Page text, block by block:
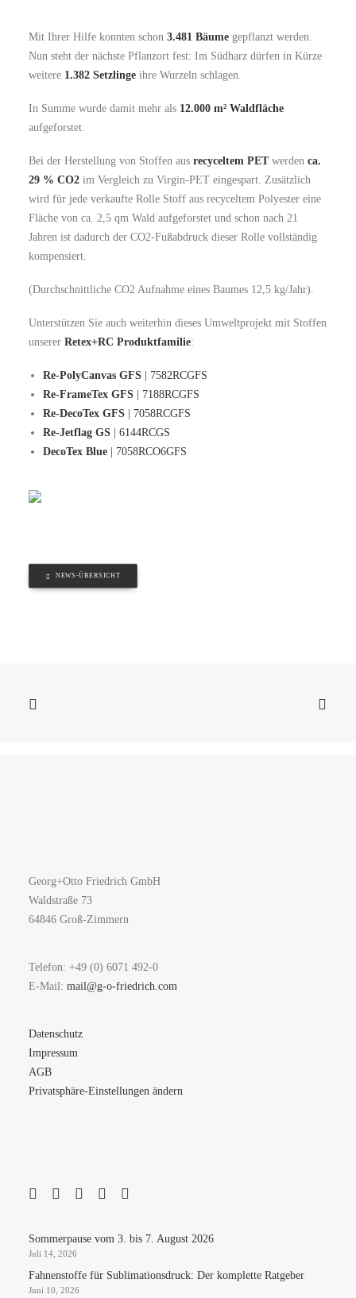
Mit Ihrer Hilfe konnten schon 3.481 Bäume gepflanzt werden.
Nun steht der nächste Pflanzort fest: Im Südharz dürfen in Kürze
weitere 1.382 Setzlinge ihre Wurzeln schlagen.
In Summe wurde damit mehr als 12.000 m² Waldfläche
aufgeforstet.
Bei der Herstellung von Stoffen aus recyceltem PETwerden ca.
29 % CO2 im Vergleich zu Virgin-PET eingespart. Zusätzlich
wird für jede verkaufte Rolle Stoff aus recyceltem Polyester eine
Fläche von ca. 2,5 qm Wald aufgeforstet und schon nach 21
Jahren ist dadurch der CO2-Fußabdruck dieser Rolle vollständig
kompensiert.
(Durchschnittliche CO2 Aufnahme eines Baumes 12,5 kg/Jahr).
Unterstützen Sie auch weiterhin dieses Umweltprojekt mit Stoffen
unserer Retex+RC Produktfamilie:
Re-PolyCanvas GFS | 7582RCGFS
Re-FrameTex GFS | 7188RCGFS
Re-DecoTex GFS | 7058RCGFS
Re-Jetflag GS | 6144RCGS
DecoTex Blue | 7058RCO6GFS
NEWS-ÜBERSICHT
Georg+Otto Friedrich GmbH
Waldstraße 73
64846 Groß-Zimmern
Telefon: +49 (0) 6071 492-0
E-Mail: mail@g-o-friedrich.com
Datenschutz
Impressum
AGB
Privatsphäre-Einstellungen ändern
Sommerpause vom 3. bis 7. August 2026
Juli 14, 2026
Fahnenstoffe für Sublimationsdruck: Der komplette Ratgeber
Juni 10, 2026